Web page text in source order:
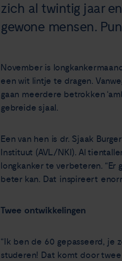
zich al twintig jaar
gewone mensen.
November is
een wit lintje te dragen.
gaan meerdere betrokken
gebreide sjaal.
Een van hen is dr. Sjaak
Instituut (AVL/NKI). Al
longkanker te verbeteren. “Er
beter kan. Dat inspireert
Twee ontwikkelingen
“Ik ben de 60 gepasseerd, je
studeren! Dat komt door